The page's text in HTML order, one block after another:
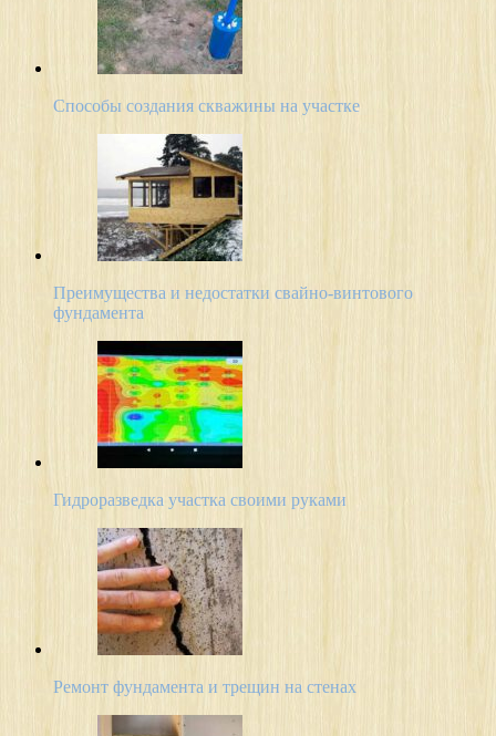
Способы создания скважины на участке
Преимущества и недостатки свайно-винтового
фундамента
Гидроразведка участка своими руками
Ремонт фундамента и трещин на стенах